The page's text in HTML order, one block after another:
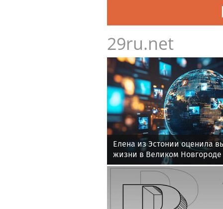
29ru.net
Елена из Эстонии оценила
жизни в Великом Новгороде